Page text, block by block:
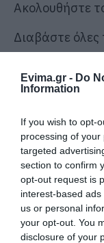
Evima.gr - Do
Information
If you wish to opt-
processing of
targeted
section to confirm
opt-out request is
interest-based
us or personal
your opt-out. You
disclosure of your
Ακολουθήστε
Διαβάστε όλες
Ελλάδακαι τον
ΕΙΔΗΣΕΙΣ
ΜΑΘΕ ΠΟΥ
Πού θα γίνει
στην Εύβοια με
10.08.2026 | 13:00